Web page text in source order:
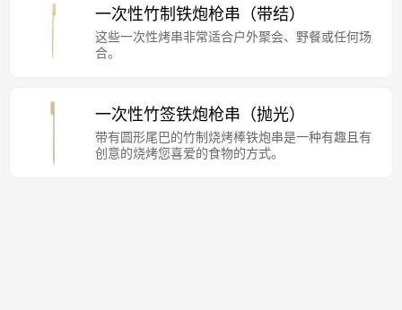
一次性竹制铁炮枪串（带结）
这些一次性烤串非常适合户外聚会、野餐或任何场
合。
一次性竹签铁炮枪串（抛光）
带有圆形尾巴的竹制烧烤棒铁炮串是一种有趣且有
创意的烧烤您喜爱的食物的方式。